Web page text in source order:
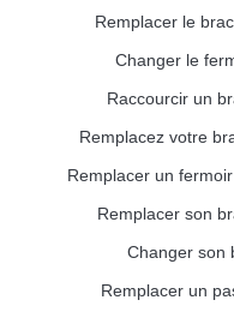
Remplacer le
Changer le
Raccourcir un
Remplacez votre
Remplacer un
Remplacer son
Changer son
Remplacer un